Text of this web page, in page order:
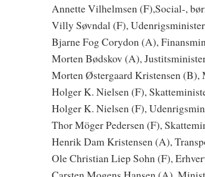
Annette Vilhelmsen (F),Social-,
Villy Søvndal (F),
Bjarne Fog Corydon (A),
Morten Bødskov (A),
Morten Østergaard Kristensen (B),
Holger K. Nielsen (F),
Holger K. Nielsen (F),
Thor Möger Pedersen (F),
Henrik Dam Kristensen (A),
Ole Christian Liep Sohn (F),